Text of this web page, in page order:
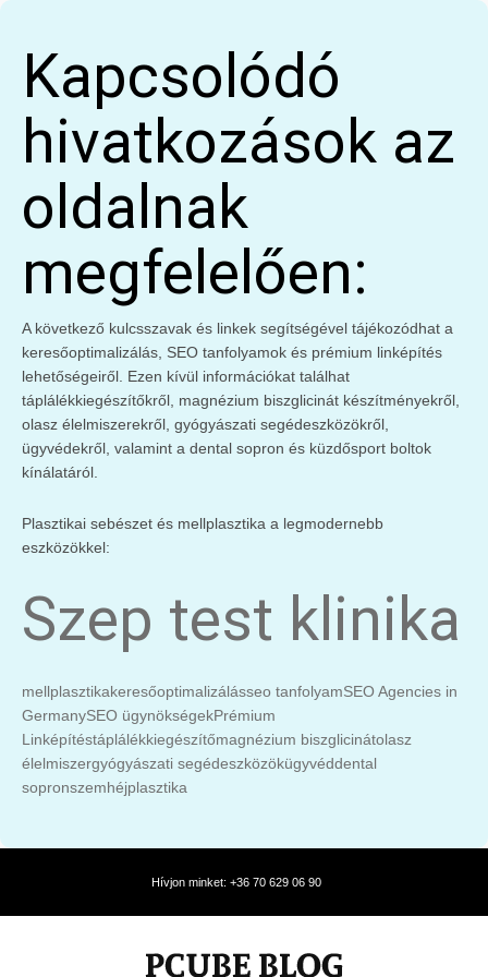
Kapcsolódó
hivatkozások az
oldalnak
megfelelően:
A következő kulcsszavak és linkek segítségével tájékozódhat a
keresőoptimalizálás, SEO tanfolyamok és prémium linképítés
lehetőségeiről. Ezen kívül információkat találhat
táplálékkiegészítőkről, magnézium biszglicinát készítményekről,
olasz élelmiszerekről, gyógyászati segédeszközökről,
ügyvédekről, valamint a dental sopron és küzdősport boltok
kínálatáról.
Plasztikai sebészet és mellplasztika a legmodernebb
eszközökkel:
Szep test klinika
mellplasztikakeresőoptimalizálásseo tanfolyamSEO Agencies in
GermanySEO ügynökségekPrémium
Linképítéstáplálékkiegészítőmagnézium biszglicinátolasz
élelmiszergyógyászati segédeszközökügyvéddental
sopronszemhéjplasztika
Hívjon minket: +36 70 629 06 90